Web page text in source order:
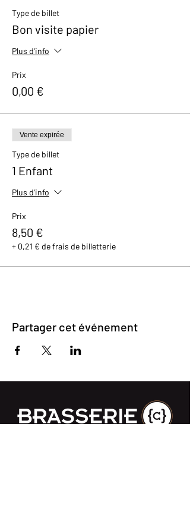
de 10% valable dans notre boutique.
Type de billet
Bon visite papier
Plus d'info
Prix
0,00 €
Vente expirée
Type de billet
1 Enfant
Plus d'info
Prix
8,50 €
+ 0,21 € de frais de billetterie
Partager cet événement